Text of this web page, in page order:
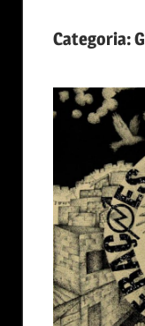
Categoria:G